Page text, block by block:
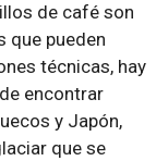
de café son
que pueden
técnicas, hay
encontrar
y Japón,
que se